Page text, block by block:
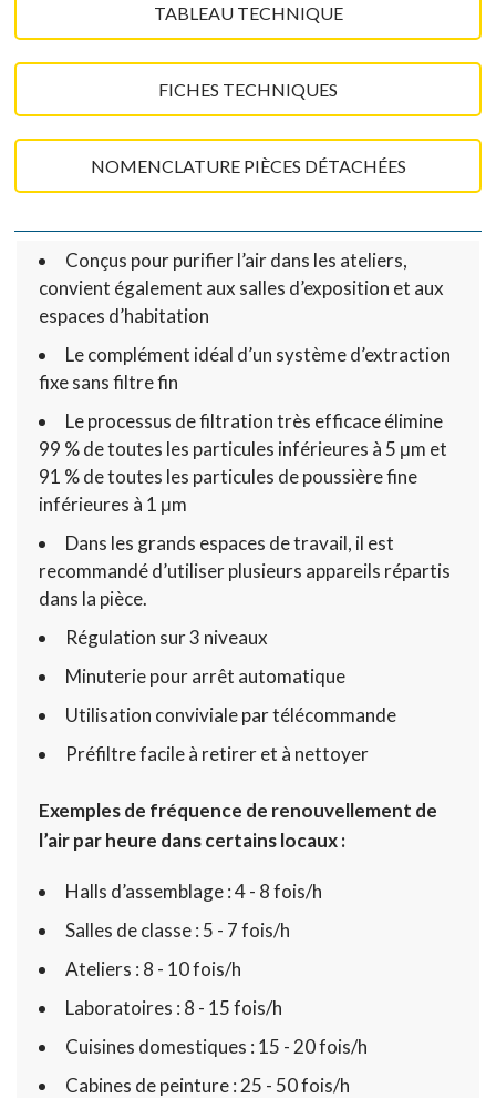
TABLEAU TECHNIQUE
FICHES TECHNIQUES
NOMENCLATURE PIÈCES DÉTACHÉES
Conçus pour purifier l’air dans les ateliers,
convient également aux salles d’exposition et aux
espaces d’habitation
Le complément idéal d’un système d’extraction
fixe sans filtre fin
Le processus de filtration très efficace élimine
99 % de toutes les particules inférieures à 5 μm et
91 % de toutes les particules de poussière fine
inférieures à 1 μm
Dans les grands espaces de travail, il est
recommandé d’utiliser plusieurs appareils répartis
dans la pièce.
Régulation sur 3 niveaux
Minuterie pour arrêt automatique
Utilisation conviviale par télécommande
Préfiltre facile à retirer et à nettoyer
Exemples de fréquence de renouvellement de
l’air par heure dans certains locaux :
Halls d’assemblage : 4 - 8 fois/h
Salles de classe : 5 - 7 fois/h
Ateliers : 8 - 10 fois/h
Laboratoires : 8 - 15 fois/h
Cuisines domestiques : 15 - 20 fois/h
Cabines de peinture : 25 - 50 fois/h